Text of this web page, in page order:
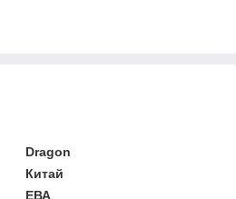
Dragon
Китай
ЕВА